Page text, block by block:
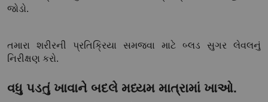
જોડો.
તમારા શરીરની પ્રતિક્રિયા સમજવા માટે બ્લડ સુગર લેવલનું
નિરીક્ષણ કરો.
વધુ પડતું ખાવાને બદલે મધ્યમ માત્રામાં ખાઓ.